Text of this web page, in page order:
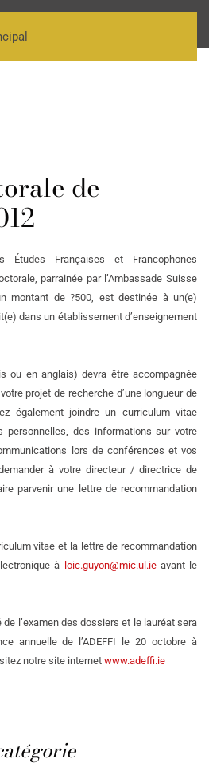
de
Études Françaises et Francophones
parrainée par l’Ambassade Suisse
montant de ?500, est destinée à un(e)
dans un établissement d’enseignement
ou en anglais) devra être accompagnée
projet de recherche d’une longueur de
également joindre un curriculum vitae
personnelles, des informations sur votre
lors de conférences et vos
à votre directeur / directrice de
parvenir une lettre de recommandation
vitae et la lettre de recommandation
à
loic.guyon@mic.ul.ieavant le
l’examen des dossiers et le lauréat sera
annuelle de l’ADEFFI le 20 octobre à
notre site internet www.adeffi.ie